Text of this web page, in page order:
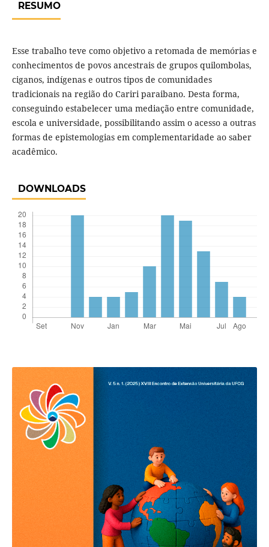
RESUMO
Esse trabalho teve como objetivo a retomada de memórias e
conhecimentos de povos ancestrais de grupos quilombolas,
ciganos, indígenas e outros tipos de comunidades
tradicionais na região do Cariri paraibano. Desta forma,
conseguindo estabelecer uma mediação entre comunidade,
escola e universidade, possibilitando assim o acesso a outras
formas de epistemologias em complementaridade ao saber
acadêmico.
DOWNLOADS